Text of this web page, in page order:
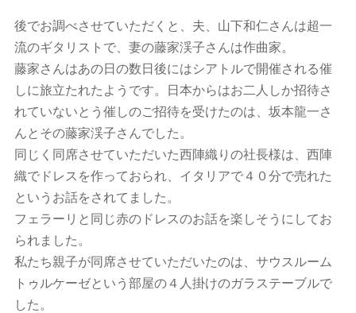
後でお調べさせていただくと、夫、山下和仁さんは超一
流のギタリストで、妻の藤家渓子さんは作曲家。
藤家さんはあの日の数日後にはシアトルで開催される催
しに旅立たれたようです。日本からはお二人しか招待さ
れていないとう催しのご招待を受けたのは、坂本龍一さ
んとその藤家渓子さんでした。
同じく同席させていただいた西陣織りの社長様は、西陣
織でドレスを作っておられ、イタリアで４０分で売れた
というお話をされてました。
フェラーリと同じ赤のドレスのお話を楽しそうにしてお
られました。
私たち親子が同席させていただいたのは、サウスルーム
トゥルケーゼという部屋の４人掛けのガラステーブルで
した。